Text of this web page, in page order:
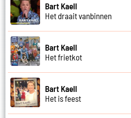
Bart Kaell
Het draait vanbinnen
Bart Kaell
Het frietkot
Bart Kaell
Het is feest